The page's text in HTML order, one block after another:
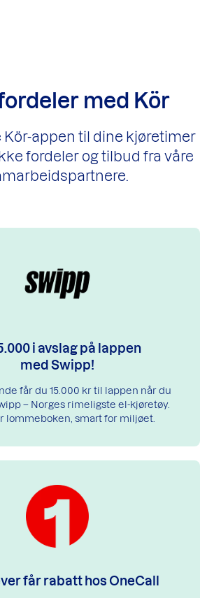
med Kör
Kör-appen til dine kjøretimer
fordeler og tilbud fra våre
i avslag på lappen
med Swipp!
får du 15.000 kr til lappen når du
– Norges rimeligste el-kjøretøy.
lommeboken, smart for miljøet.
får rabatt hos OneCall